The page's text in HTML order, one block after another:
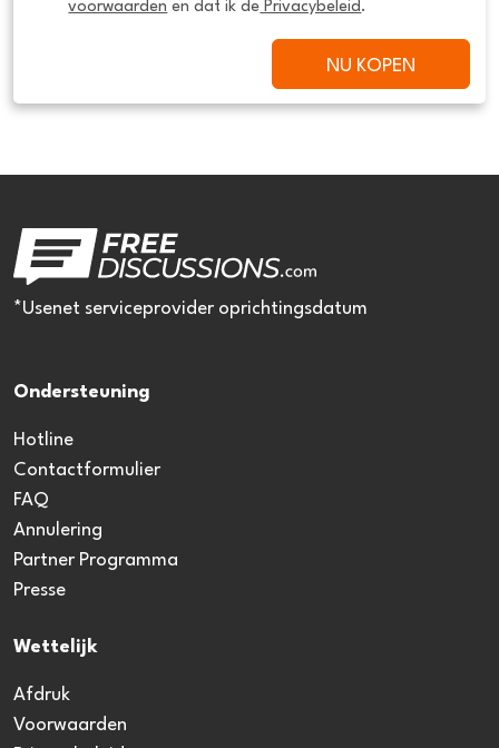
voorwaarden en dat ik de Privacybeleid .
NU KOPEN
*Usenet serviceprovider oprichtingsdatum
Ondersteuning
Hotline
Contactformulier
FAQ
Annulering
Partner Programma
Presse
Wettelijk
Afdruk
Voorwaarden